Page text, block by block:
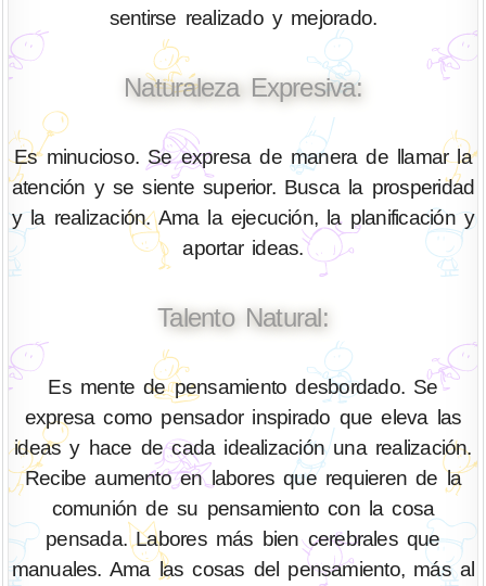
sentirse realizado y mejorado.
Naturaleza Expresiva:
Es minucioso. Se expresa de manera de llamar la
atención y se siente superior. Busca la prosperidad
y la realización. Ama la ejecución, la planificación y
aportar ideas.
Talento Natural:
Es mente de pensamiento desbordado. Se
expresa como pensador inspirado que eleva las
ideas y hace de cada idealización una realización.
Recibe aumento en labores que requieren de la
comunión de su pensamiento con la cosa
pensada. Labores más bien cerebrales que
manuales. Ama las cosas del pensamiento, más al